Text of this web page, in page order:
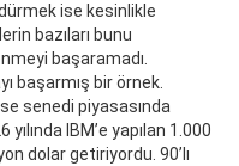
ise kesinlikle
bazıları bunu
başaramadı.
başarmış bir örnek.
senedi piyasasında
IBM’e yapılan 1.000
dolar getiriyordu. 90’lı